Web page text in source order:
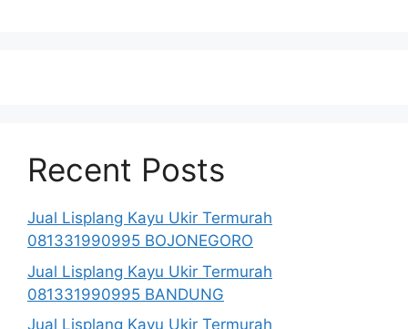
Recent Posts
Jual Lisplang Kayu Ukir Termurah
081331990995 BOJONEGORO
Jual Lisplang Kayu Ukir Termurah
081331990995 BANDUNG
Jual Lisplang Kayu Ukir Termurah